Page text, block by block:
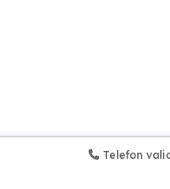
Telefon